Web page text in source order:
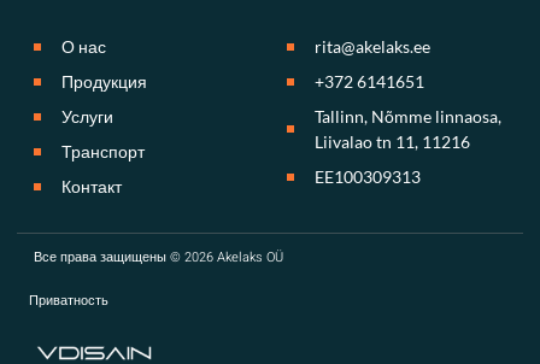
О нас
Продукция
Услуги
Транспорт
Контакт
rita@akelaks.ee
+372 6141651
Tallinn, Nõmme linnaosa,
Liivalao tn 11, 11216
EE100309313
Все права защищены © 2026 Akelaks OÜ
Приватность